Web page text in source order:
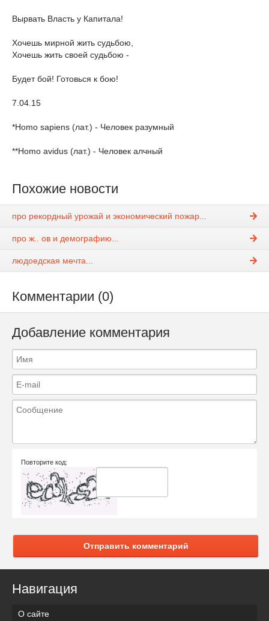
Вырвать Власть у Капитала!
Хочешь мирной жить судьбою,
Хочешь жить своей судьбою -
Будет бой! Готовься к бою!
7.04.15
*Homo sapiens (лат.) - Человек разумный
**Homo avidus (лат.) - Человек алчный
Похожие новости
про рекордный урожай и экономический пожар...
про ж.. ов и демографию...
людоедская мечта...
Комментарии (0)
Добавление комментария
Повторите код:
Отправить комментарий
Навигация
О сайте